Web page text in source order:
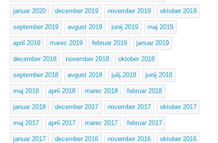
januar 2020 december 2019 november 2019 oktober 2019
september 2019 avgust 2019 junij 2019 maj 2019
april 2019 marec 2019 februar 2019 januar 2019
december 2018 november 2018 oktober 2018
september 2018 avgust 2018 julij 2018 junij 2018
maj 2018 april 2018 marec 2018 februar 2018
januar 2018 december 2017 november 2017 oktober 2017
maj 2017 april 2017 marec 2017 februar 2017
januar 2017 december 2016 november 2016 oktober 2016